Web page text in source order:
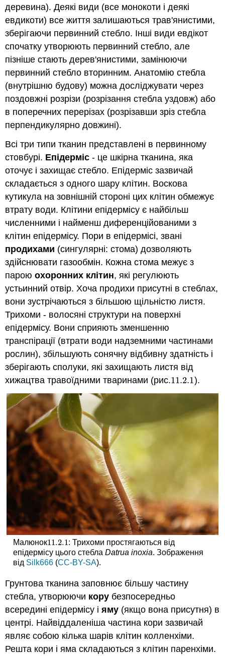
деревина). Деякі види (все монокоти і деякі
евдикоти) все життя залишаються трав'янистими,
зберігаючи первинний стебло. Інші види евдікот
спочатку утворюють первинний стебло, але
пізніше стають дерев'янистими, замінюючи
первинний стебло вторинним. Анатомію стебла
(внутрішню будову) можна досліджувати через
поздовжні розрізи (розрізання стебла уздовж) або
в поперечних перерізах (розрізавши зріз стебла
перпендикулярно довжині).
Всі три типи тканин представлені в первинному
стовбурі. Епідерміс - це шкірна тканина, яка
оточує і захищає стебло. Епідерміс зазвичай
складається з одного шару клітин. Воскова
кутикула на зовнішній стороні цих клітин обмежує
втрату води. Клітини епідермісу є найбільш
численними і найменш диференційованими з
клітин епідермісу. Пори в епідермісі, звані
продихами (сингулярні: стома) дозволяють
здійснювати газообмін. Кожна стома межує з
пароюохоронних клітин, які регулюють
устьинний отвір. Хоча продихи присутні в стеблах,
вони зустрічаються з більшою щільністю листя.
Трихоми - волосяні структури на поверхні
епідермісу. Вони сприяють зменшенню
транспірації (втрати води надземними частинами
рослин), збільшують сонячну відбивну здатність і
зберігають сполуки, які захищають листя від
хижацтва травоїдними тваринами (рис.11.2.1
11.2.1).
Малюнок11.2.1
11.2.1: Трихоми простягаються від
епідермісу цього стебла Datrua inoxia. Зображення
від Silk666(CC-BY-SA).
Грунтова тканина заповнює більшу частину
стебла, утворюючи кору безпосередньо
всередині епідермісу іяму (якщо вона присутня) в
центрі. Найвіддаленіша частина кори зазвичай
являє собою кілька шарів клітин колленхіми.
Решта кори і яма складаються з клітин паренхіми.